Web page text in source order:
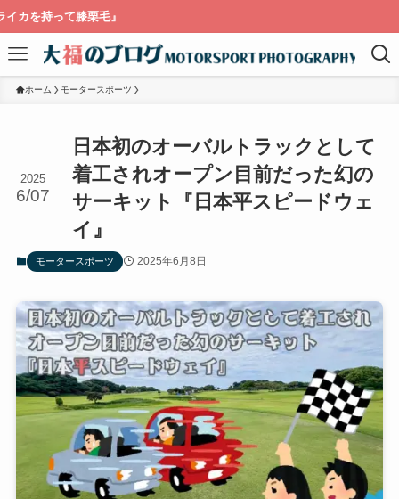
毛』
ホーム モータースポーツ
日本初のオーバルトラックとして
着工されオープン目前だった幻の
サーキット『日本平スピードウェ
イ』
2025
6/07
モータースポーツ 2025年6月8日